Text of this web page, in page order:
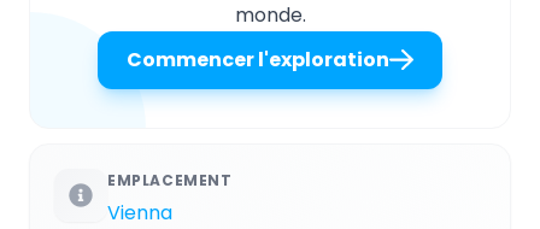
monde.
Commencer l'exploration
EMPLACEMENT
Vienna